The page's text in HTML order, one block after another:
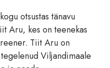
otsustas tänavu
Aru, kes on teenekas
Tiit Aru on
Viljandimaale